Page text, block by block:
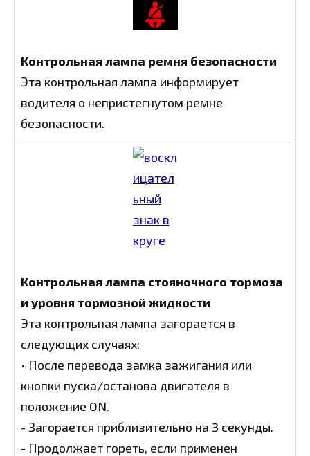
Контрольная лампа ремня безопасности
Эта контрольная лампа информирует
водителя о непристегнутом ремне
безопасности.
Контрольная лампа стояночного тормоза
и уровня тормозной жидкости
Эта контрольная лампа загорается в
следующих случаях:
• После перевода замка зажигания или
кнопки пуска/останова двигателя в
положение ON.
- Загорается приблизительно на 3 секунды.
- Продолжает гореть, если применен